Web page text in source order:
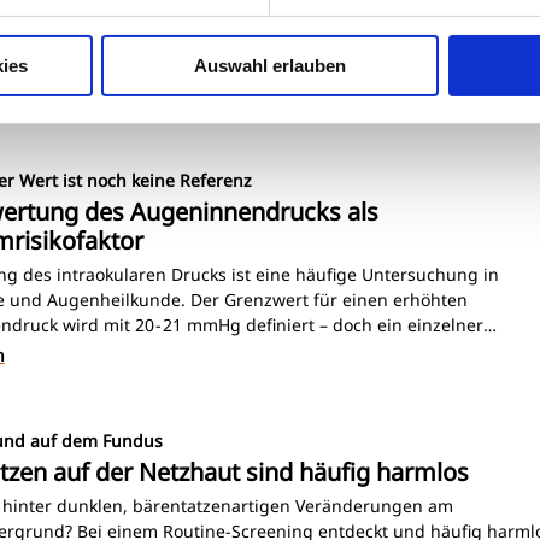
Auswahl erlauben
– und plötzlich erscheinen dort Formen, Gegenstände oder
Charles-Bonnet-Syndrom ist vielen Betroffenen unbekannt
für Verunsicherung. Anhand des Falls einer Patientin mit
pigmentosa beleuchtet dieser Beitrag, wie visuelle Trugbilder
für Patienten so wichtig ist.
Wert ist noch keine Referenz
des Augeninnendrucks als
des intraokularen Drucks ist eine häufige Untersuchung in
und Augenheilkunde. Der Grenzwert für einen erhöhten
wird mit 20 - 21 mmHg definiert – doch ein einzelner
reicht für die Einordnung nicht aus. Während manche Augen
aus der augenärztlichen Praxis zeigen, warum Druckwerte
Kontext bewertet werden müssen.
auf dem Fundus
auf der Netzhaut sind häufig harmlos
hinter dunklen, bärentatzenartigen Veränderungen am
Bei einem Routine-Screening entdeckt und häufig